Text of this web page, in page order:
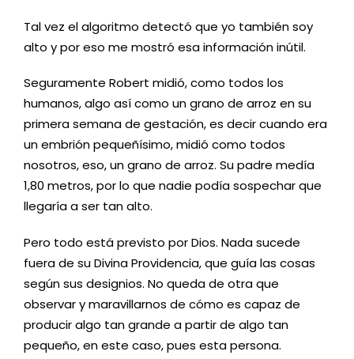
Tal vez el algoritmo detectó que yo también soy
alto y por eso me mostró esa información inútil.
Seguramente Robert midió, como todos los
humanos, algo así como un grano de arroz en su
primera semana de gestación, es decir cuando era
un embrión pequeñísimo, midió como todos
nosotros, eso, un grano de arroz. Su padre medía
1,80 metros, por lo que nadie podía sospechar que
llegaría a ser tan alto.
Pero todo está previsto por Dios. Nada sucede
fuera de su Divina Providencia, que guía las cosas
según sus designios. No queda de otra que
observar y maravillarnos de cómo es capaz de
producir algo tan grande a partir de algo tan
pequeño, en este caso, pues esta persona.